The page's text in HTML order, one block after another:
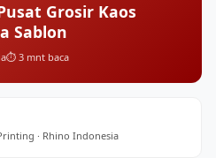
Grosir Kaos
Sablon
⏱️ 3 mnt baca
· Rhino Indonesia